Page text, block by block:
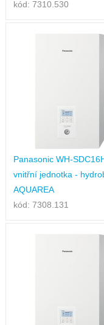
kód: 7310.530
Panasonic WH-
vnitřní jednotka -
AQUAREA
kód: 7308.131